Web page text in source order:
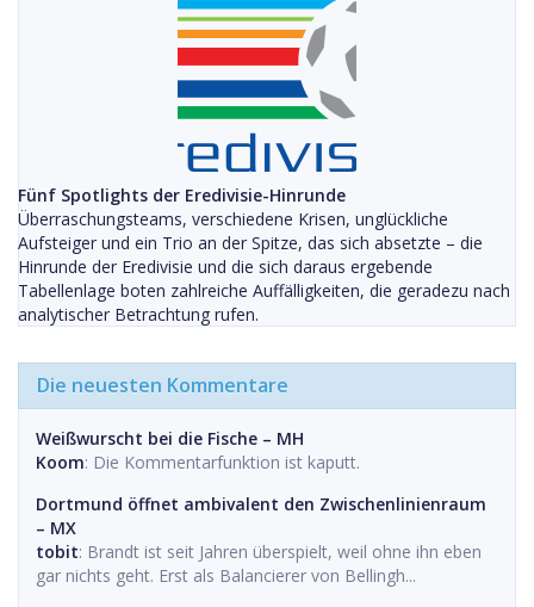
Fünf Spotlights der Eredivisie-Hinrunde
Überraschungsteams, verschiedene Krisen, unglückliche
Aufsteiger und ein Trio an der Spitze, das sich absetzte – die
Hinrunde der Eredivisie und die sich daraus ergebende
Tabellenlage boten zahlreiche Auffälligkeiten, die geradezu nach
analytischer Betrachtung rufen.
Die neuesten Kommentare
Weißwurscht bei die Fische – MH
Koom: Die Kommentarfunktion ist kaputt.
Dortmund öffnet ambivalent den Zwischenlinienraum
– MX
tobit: Brandt ist seit Jahren überspielt, weil ohne ihn eben
gar nichts geht. Erst als Balancierer von Bellingh...